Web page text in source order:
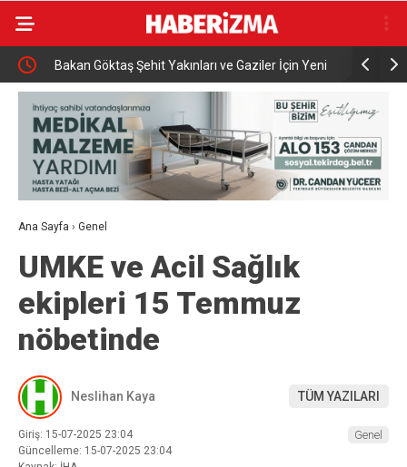
Bakan Göktaş Şehit Yakınları ve Gaziler İçin Yeni
Düzenlemeyi Açıkladı
Bakan
görüştü
Ana Sayfa › Genel
UMKE ve Acil Sağlık
ekipleri 15 Temmuz
nöbetinde
Neslihan Kaya TÜM YAZILARI
Giriş: 15-07-2025 23:04
Güncelleme: 15-07-2025 23:04
Genel